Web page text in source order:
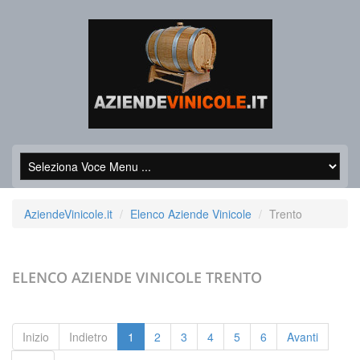
AziendeVinicole.it Elenco Aziende Vinicole Trento
ELENCO AZIENDE VINICOLE TRENTO
Inizio Indietro 1 2 3 4 5 6
Avanti